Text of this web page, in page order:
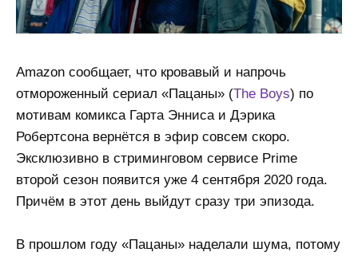
Amazon сообщает, что кровавый и напрочь
отмороженный сериал «Пацаны» (The Boys) по
мотивам комикса Гарта Энниса и Дэрика
Робертсона вернётся в эфир совсем скоро.
Эксклюзивно в стриминговом сервисе Prime
второй сезон появится уже 4 сентября 2020 года.
Причём в этот день выйдут сразу три эпизода.
В прошлом году «Пацаны» наделали шума, потому